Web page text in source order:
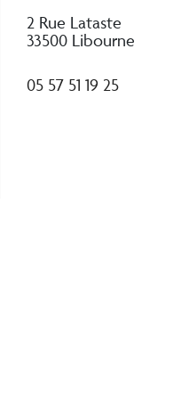
2 Rue Lataste
33500 Libourne
05 57 51 19 25